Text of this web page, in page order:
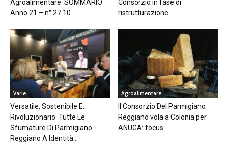
Agroalimentare: SOMMARIO
Anno 21 – n° 27 10...
Consorzio in fase di
ristrutturazione
Varie
Versatile, Sostenibile E…
Rivoluzionario: Tutte Le
Sfumature Di Parmigiano
Reggiano A Identità...
Agroalimentare
Il Consorzio Del Parmigiano
Reggiano vola a Colonia per
ANUGA: focus...